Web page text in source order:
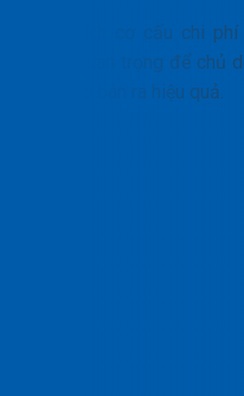
Phân tích cơ cấu chi phí
bước quan trọng để chủ
định giá bán ra hiệu quả.